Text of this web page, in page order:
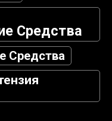
Средства
Средства